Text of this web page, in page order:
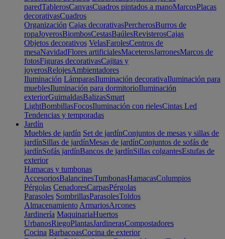
paredTablerosCanvasCuadros pintados a manoMarcosPlacas
decorativasCuadros
Organización Cajas decorativasPercherosBurros de
ropaJoyerosBiombosCestasBaúlesRevisterosCajas
Objetos decorativos VelasFarolesCentros de
mesaNavidadFlores artificialesMaceterosJarronesMarcos de
fotosFiguras decorativasCajitas y
joyerosRelojesAmbientadores
Iluminación LámparasIluminación decorativaIluminación para
mueblesIluminación para dormitorioIluminación
exteriorGuirnaldasBalizasSmart
LightBombillasFocosIluminación con rielesCintas Led
Tendencias y temporadas
Jardín
Muebles de jardín Set de jardínConjuntos de mesas y sillas de
jardínSillas de jardínMesas de jardínConjuntos de sofás de
jardínSofás jardínBancos de jardínSillas colgantesEstufas de
exterior
Hamacas y tumbonas
AccesoriosBalancinesTumbonasHamacasColumpios
Pérgolas CenadoresCarpasPérgolas
Parasoles SombrillasParasolesToldos
Almacenamiento ArmariosArcones
Jardinería MaquinariaHuertos
UrbanosRiegoPlantasJardinerasCompostadores
Cocina BarbacoasCocina de exterior